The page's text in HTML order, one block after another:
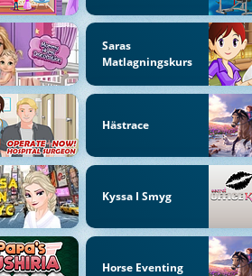
Saras
Matlagningskurs
Hästrace
Kyssa I Smyg
Horse Eventing